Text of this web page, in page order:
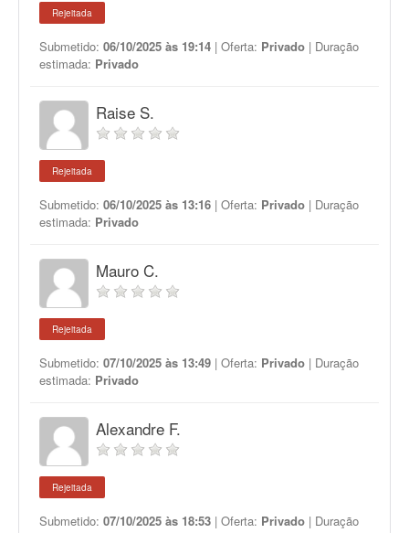
Rejeitada
Submetido: 06/10/2025 às 19:14 | Oferta: Privado | Duração
estimada: Privado
Raise S.
Rejeitada
Submetido: 06/10/2025 às 13:16 | Oferta: Privado | Duração
estimada: Privado
Mauro C.
Rejeitada
Submetido: 07/10/2025 às 13:49 | Oferta: Privado | Duração
estimada: Privado
Alexandre F.
Rejeitada
Submetido: 07/10/2025 às 18:53 | Oferta: Privado | Duração